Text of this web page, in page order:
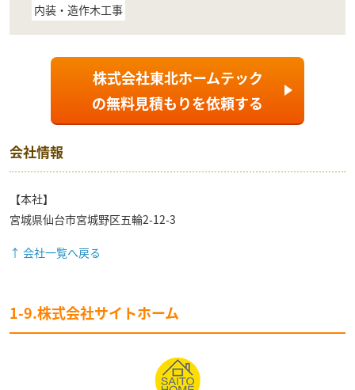
内装・造作木工事
株式会社東北ホームテック
の無料見積もりを依頼する
会社情報
【本社】
宮城県仙台市宮城野区五輪2-12-3
↑ 会社一覧へ戻る
1-9.株式会社サイトホーム